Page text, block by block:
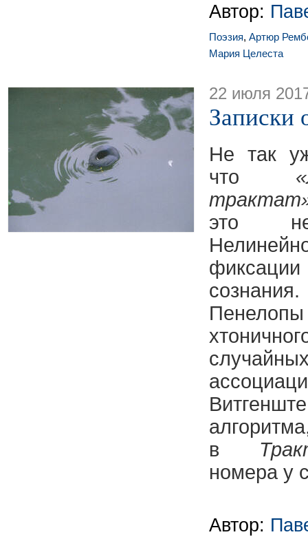
Автор:
Поэзия, Артюр
Мария Целеста
22 июля
Записки
Не так
что
это
в
номера у
Автор: